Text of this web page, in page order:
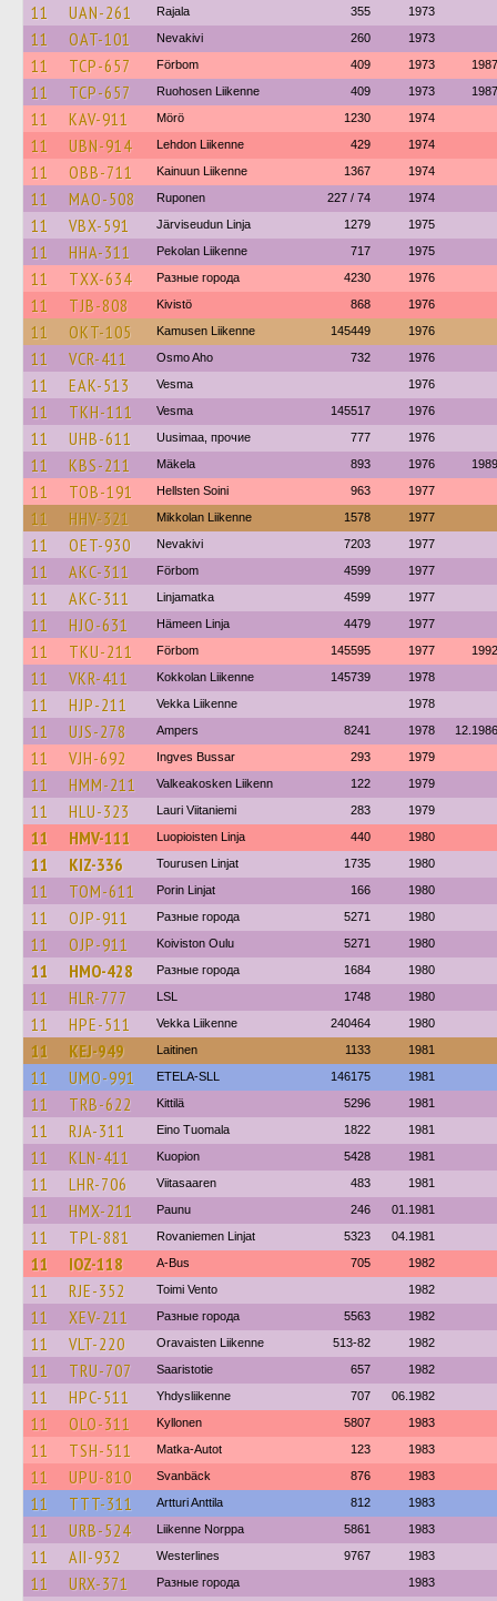
11 UAN-261 Rajala 355 1973
11 OAT-101 Nevakivi 260 1973
11 TCP-657 Förbom 409 1973 1987
11 TCP-657 Ruohosen Liikenne 409 1973 1987
11 KAV-911 Mörö 1230 1974
11 UBN-914 Lehdon Liikenne 429 1974
11 OBB-711 Kainuun Liikenne 1367 1974
11 MAO-508 Ruponen 227 / 74 1974
11 VBX-591 Järviseudun Linja 1279 1975
11 HHA-311 Pekolan Liikenne 717 1975
11 TXX-634 Разные города 4230 1976
11 TJB-808 Kivistö 868 1976
11 OKT-105 Kamusen Liikenne 145449 1976
11 VCR-411 Osmo Aho 732 1976
11 EAK-513 Vesma 1976
11 TKH-111 Vesma 145517 1976
11 UHB-611 Uusimaa, прочие 777 1976
11 KBS-211 Mäkela 893 1976 1989
11 TOB-191 Hellsten Soini 963 1977
11 HHV-321 Mikkolan Liikenne 1578 1977
11 OET-930 Nevakivi 7203 1977
11 AKC-311 Förbom 4599 1977
11 AKC-311 Linjamatka 4599 1977
11 HJO-631 Hämeen Linja 4479 1977
11 TKU-211 Förbom 145595 1977 1992
11 VKR-411 Kokkolan Liikenne 145739 1978
11 HJP-211 Vekka Liikenne 1978
11 UJS-278 Ampers 8241 1978 12.1986
11 VJH-692 Ingves Bussar 293 1979
11 HMM-211 Valkeakosken Liikenn 122 1979
11 HLU-323 Lauri Viitaniemi 283 1979
11 HMV-111 Luopioisten Linja 440 1980
11 KIZ-336 Tourusen Linjat 1735 1980
11 TOM-611 Porin Linjat 166 1980
11 OJP-911 Разные города 5271 1980
11 OJP-911 Koiviston Oulu 5271 1980
11 HMO-428 Разные города 1684 1980
11 HLR-777 LSL 1748 1980
11 HPE-511 Vekka Liikenne 240464 1980
11 KEJ-949 Laitinen 1133 1981
11 UMO-991 ETELA-SLL 146175 1981
11 TRB-622 Kittilä 5296 1981
11 RJA-311 Eino Tuomala 1822 1981
11 KLN-411 Kuopion 5428 1981
11 LHR-706 Viitasaaren 483 1981
11 HMX-211 Paunu 246 01.1981
11 TPL-881 Rovaniemen Linjat 5323 04.1981
11 IOZ-118 A-Bus 705 1982
11 RJE-352 Toimi Vento 1982
11 XEV-211 Разные города 5563 1982
11 VLT-220 Oravaisten Liikenne 513-82 1982
11 TRU-707 Saaristotie 657 1982
11 HPC-511 Yhdysliikenne 707 06.1982
11 OLO-311 Kyllonen 5807 1983
11 TSH-511 Matka-Autot 123 1983
11 UPU-810 Svanbäck 876 1983
11 TTT-311 Artturi Anttila 812 1983
11 URB-524 Liikenne Norppa 5861 1983
11 AII-932 Westerlines 9767 1983
11 URX-371 Разные города 1983